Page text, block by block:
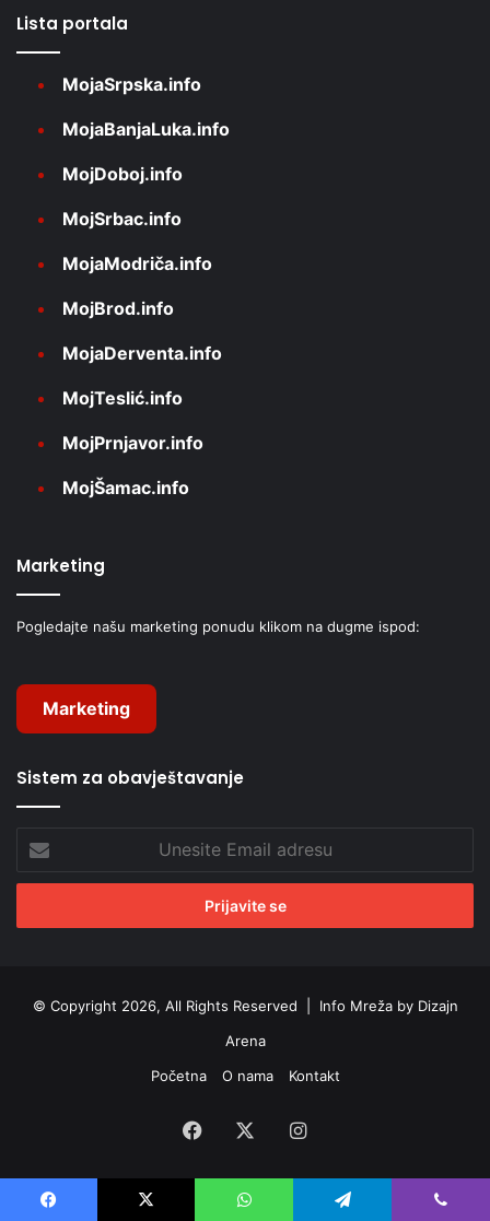
Lista portala
MojaSrpska.info
MojaBanjaLuka.info
MojDoboj.info
MojSrbac.info
MojaModriča.info
MojBrod.info
MojaDerventa.info
MojTeslić.info
MojPrnjavor.info
MojŠamac.info
Marketing
Pogledajte našu marketing ponudu klikom na dugme ispod:
Marketing
Sistem za obavještavanje
Email
adresu
© Copyright 2026, All Rights Reserved | Info Mreža by Dizajn
Arena
Početna
O nama Kontakt
Facebook Instagram